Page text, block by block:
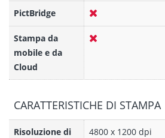
PictBridge
Stampa da
mobile e da
Cloud
CARATTERISTICHE DI STAMPA
Risoluzione di
4800 x 1200 dpi